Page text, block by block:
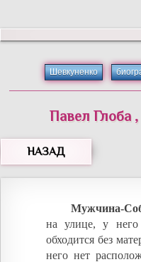
Шевкуненко
Павел Глоба ,
НАЗАД
Мужчина-
на улице, у него
обходится без
него нет